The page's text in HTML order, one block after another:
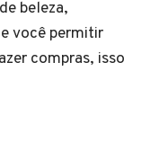
beleza,
você permitir
compras, isso